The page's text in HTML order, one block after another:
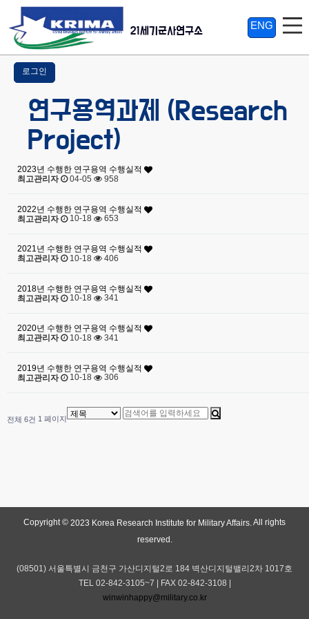
21세기군사연구소
ENG
로그인
연구용역과제 (Research
Project)
2023년 수행한 연구용역 수행실적
최고관리자
04-05 958
2022년 수행한 연구용역 수행실적
최고관리자
10-18 653
2021년 수행한 연구용역 수행실적
최고관리자
10-18 406
2018년 수행한 연구용역 수행실적
최고관리자
10-18 341
2020년 수행한 연구용역 수행실적
최고관리자
10-18 341
2019년 수행한 연구용역 수행실적
최고관리자
10-18 306
전체 6건 1 페이지
Copyright © 2023 Korea Research Institute for Military Affairs. All rights
reserved.
(08501) 서울특별시 금천구 가산디지털2로 184 벽산디지털밸리2차 1017호
TEL 02-842-3105~7 | FAX 02-842-3108 |
winwinhappy@military.co.kr